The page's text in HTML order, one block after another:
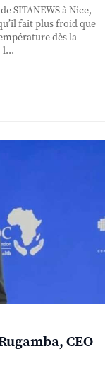
SITANEWS à Nice,
fait plus froid que
dès la
l...
CEO